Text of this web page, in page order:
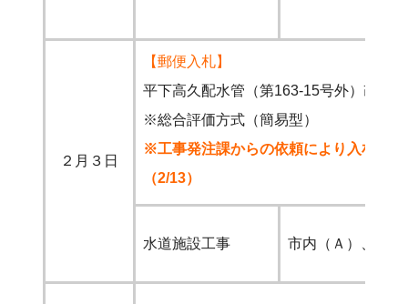
２月３日
【郵便入札】
平下高久配水管（第163-15号外）改良
※総合評価方式（簡易型）
※工事発注課からの依頼により入札を
（2/13）
水道施設工事 市内（Ａ）、準市